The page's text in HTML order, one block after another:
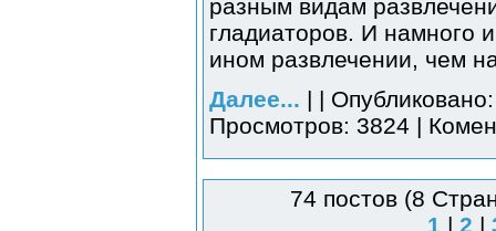
разным видам
гладиаторов. И намного
ином развлечении, чем
Далее... | |
Просмотров: 3824 |
74 постов (8
1 | 2 |